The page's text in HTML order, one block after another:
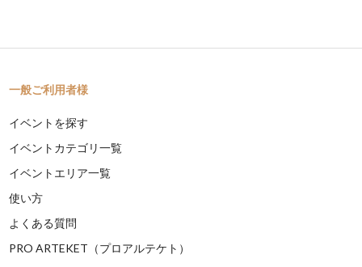
一般ご利用者様
イベントを探す
イベントカテゴリ一覧
イベントエリア一覧
使い方
よくある質問
PRO ARTEKET（プロアルテケト）